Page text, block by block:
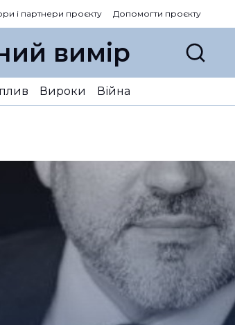
і партнери проєкту Допомогти проєкту
вимір
Вироки Війна